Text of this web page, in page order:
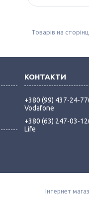
+380 (99) 437-24-77
Vodafone
+380 (63) 247-03-12
Life